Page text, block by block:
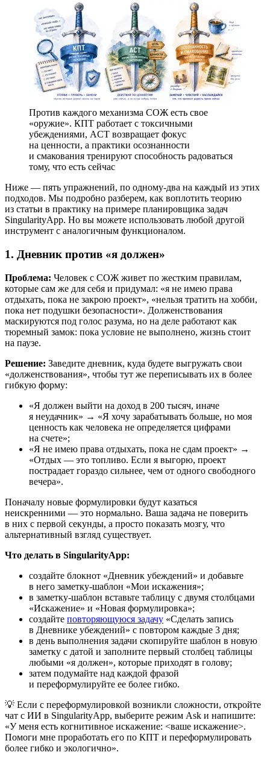
Против каждого механизма СОЖ есть свое
«оружие». КПТ работает с токсичными
убеждениями, ACT возвращает фокус
на ценности, а практики осознанности
и смакования тренируют способность радоваться
тому, что есть сейчас
Ниже — пять упражнений, по одному-два на каждый из этих
подходов. Мы подробно разберем, как воплотить теорию
из статьи в практику на примере планировщика задач
SingularityApp. Но вы можете использовать любой другой
инструмент с аналогичным функционалом.
1. Дневник против «я должен»
Проблема: Человек с СОЖ живет по жестким правилам,
которые сам же для себя и придумал: «я не имею права
отдыхать, пока не закрою проект», «нельзя тратить на хобби,
пока нет подушки безопасности». Долженствования
маскируются под голос разума, но на деле работают как
тюремный замок: пока условие не выполнено, жизнь стоит
на паузе.
Решение: Заведите дневник, куда будете выгружать свои
«долженствования», чтобы тут же переписывать их в более
гибкую форму:
«Я должен выйти на доход в 200 тысяч, иначе
я неудачник» → «Я хочу зарабатывать больше, но моя
ценность как человека не определяется цифрами
на счете»;
«Я не имею права отдыхать, пока не сдам проект» →
«Отдых — это топливо. Если я выгорю, проект
пострадает гораздо сильнее, чем от одного свободного
вечера».
Поначалу новые формулировки будут казаться
неискренними — это нормально. Ваша задача не поверить
в них с первой секунды, а просто показать мозгу, что
альтернативный взгляд существует.
Что делать в SingularityApp:
создайте блокнот «Дневник убеждений» и добавьте
в него заметку-шаблон «Мои искажения»;
в заметку-шаблон вставьте таблицу с двумя столбцами
«Искажение» и «Новая формулировка»;
создайте повторяющуюся задачу «Сделать запись
в Дневнике убеждений» с повтором каждые 3 дня;
в день выполнения задачи скопируйте шаблон в новую
заметку с датой и заполните первый столбец таблицы
любыми «я должен», которые приходят в голову;
затем подумайте над каждой фразой
и переформулируйте ее более гибко.
💡 Если с переформулировкой возникли сложности, откройте
чат с ИИ в SingularityApp, выберите режим Ask и напишите:
«У меня есть когнитивное искажение: <ваше искажение>.
Помоги мне проработать его по КПТ и переформулировать
более гибко и экологично».